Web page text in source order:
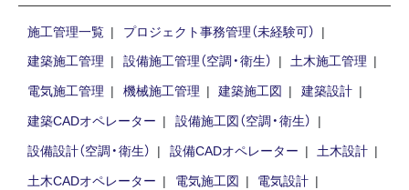
施工管理一覧
プロジェクト事務管理（未経験可）
建築施工管理
設備施工管理（空調・衛生）
土木施工管理
電気施工管理
機械施工管理 建築施工図
建築設計
建築CADオペレーター
設備施工図（空調・衛生）
設備設計（空調・衛生）
設備CADオペレーター
土木設計
土木CADオペレーター
電気施工図
電気設計